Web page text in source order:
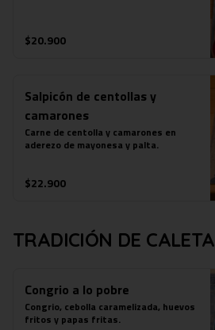
$20.900
Salpicón de centollas y
camarones
Carne de centolla y camarones en
aderezo de mayonesa y palta.
$22.900
TRADICIÓN DE CALETA
Congrio a lo pobre
Congrio, cebolla caramelizada, huevos
fritos y papas fritas.